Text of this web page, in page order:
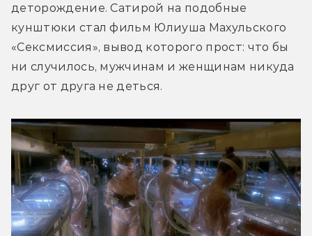
деторождение. Сатирой на подобные
кунштюки стал фильм Юлиуша Махульского
«Сексмиссия», вывод которого прост: что бы
ни случилось, мужчинам и женщинам никуда
друг от друга не деться.